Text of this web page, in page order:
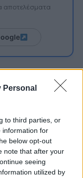
Personal
to third parties, or
information for
below opt-out
note that after your
seeing
utilized by
αποτελέσματα
στο
ενώ για τους